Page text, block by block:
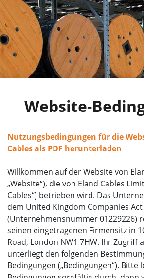
Website-
Nutzungsbedingungen für die
Cables als PDF herunterladen
Willkommen auf der Website von
„Website“), die von Eland Cables
Cables“) betrieben wird. Das
dem United Kingdom Companies Act
(Unternehmensnummer 01229226)
seinen eingetragenen Firmensitz in
Road, London NW1 7HW. Ihr Zugriff
unterliegt den folgenden
Bedingungen („Bedingungen“). Bitte